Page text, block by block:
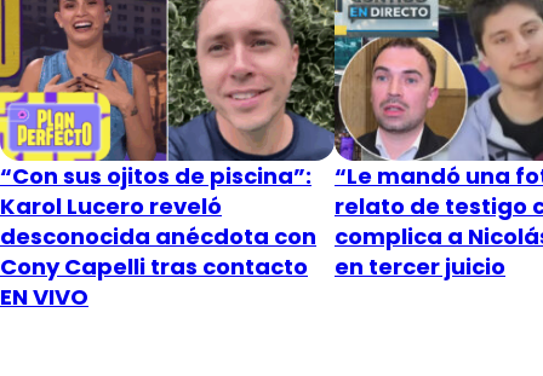
“Con sus ojitos de piscina”:
Karol Lucero reveló
desconocida anécdota con
Cony Capelli tras contacto
EN VIVO
“Le mandó una
relato de testigo
complica a
en tercer juicio